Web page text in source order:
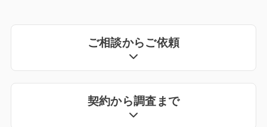
ご相談からご依頼
契約から調査まで